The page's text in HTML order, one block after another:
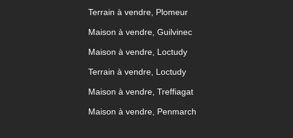
Terrain à vendre, Plomeur
Maison à vendre, Guilvinec
Maison à vendre, Loctudy
Terrain à vendre, Loctudy
Maison à vendre, Treffiagat
Maison à vendre, Penmarch